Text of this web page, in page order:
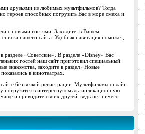
друзьями из любимых мультфильмов? Тогда
героев способных погрузить Вас в море смеха и
с новыми гостями. Заходите, в Вашем
нашего сайта. Удобная навигация поможет,
«Советские». В разделе «Disney» Вас
гостей наш сайт приготовил специальный
знакомства, заходите в раздел «Новые
в кинотеатрах.
без всякой регистрации. Мультфильмы онлайн
погрузится в интересную мультипликационную
и приводите своих друзей, ведь нет ничего